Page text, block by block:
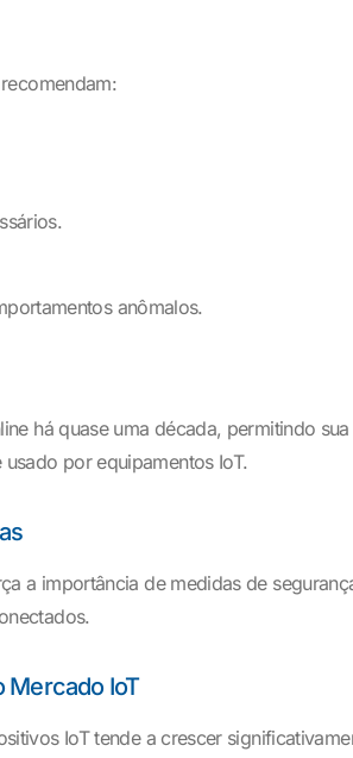
anômalos.
há quase uma década, permitindo
por equipamentos IoT.
a importância de medidas de
IoT
IoT tende a crescer